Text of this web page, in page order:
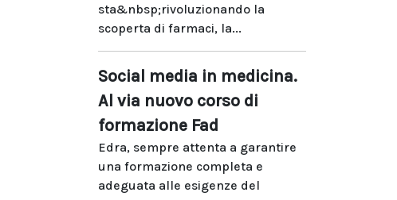
sta&nbsp;rivoluzionando la
scoperta di farmaci, la...
Social media in medicina.
Al via nuovo corso di
formazione Fad
Edra, sempre attenta a garantire
una formazione completa e
adeguata alle esigenze del